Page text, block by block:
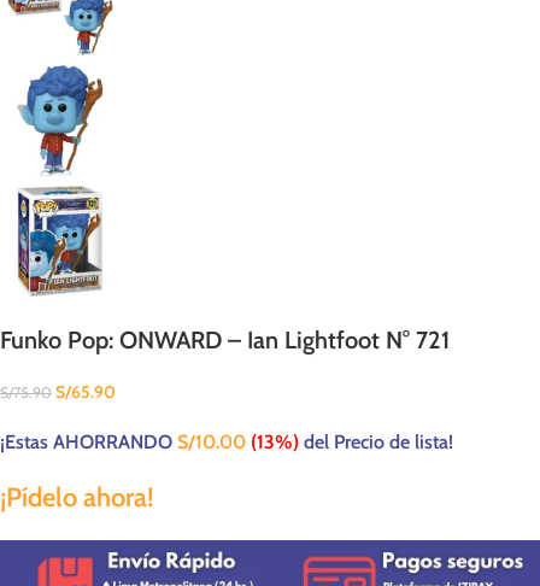
Funko Pop: ONWARD – Ian Lightfoot N° 721
S/75.90 S/65.90
¡Estas AHORRANDO S/10.00 (13%) del Precio de lista!
¡Pídelo ahora!